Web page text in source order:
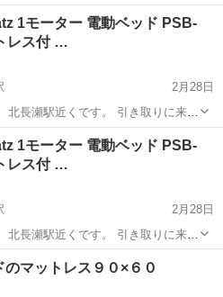
瀬駅近くです。 引
ください。 積み込みや組み立ては、
1モーター 電動ベッド PSB-
レス付 …
2月28日
み込みや組み立ては、一緒にお手伝
1モーター 電動ベッド PSB-
レス付 …
2月28日
み込みや組み立ては、一緒にお手伝
のマットレス９０×６０